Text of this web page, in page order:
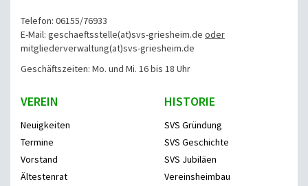
Telefon: 06155/76933
E-Mail: geschaeftsstelle(at)svs-griesheim.de oder
mitgliederverwaltung(at)svs-griesheim.de
Geschäftszeiten: Mo. und Mi. 16 bis 18 Uhr
VEREIN
Neuigkeiten
Termine
Vorstand
Ältestenrat
HISTORIE
SVS Gründung
SVS Geschichte
SVS Jubiläen
Vereinsheimbau